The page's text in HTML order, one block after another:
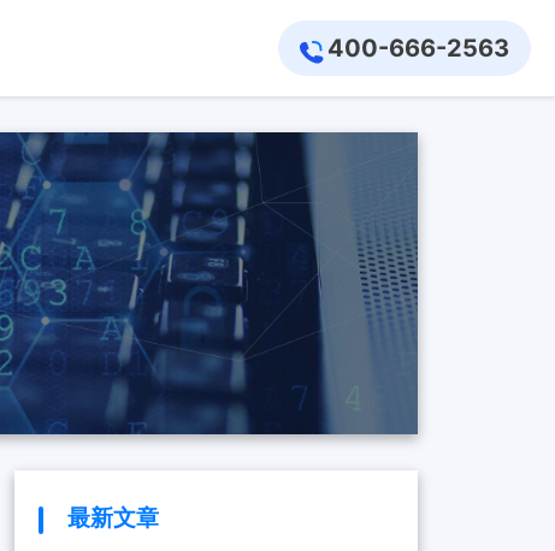
400-666-2563
最新文章